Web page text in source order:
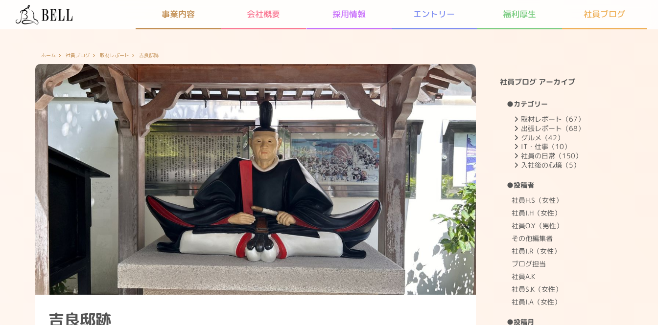
事業内容 会社概要 採用情報 エントリー 福利厚生 社員ブログ
ホーム 社員ブログ 取材レポート 吉良邸跡
吉良邸跡
社員ブログ アーカイブ
●カテゴリー
取材レポート（67）
出張レポート（68）
グルメ（42）
IT・仕事（10）
社員の日常（150）
入社後の心境（5）
●投稿者
社員H.S（女性）
社員I.H（女性）
社員O.Y（男性）
その他編集者
社員I.R（女性）
ブログ担当
社員A.K
社員S.K（女性）
社員I.A（女性）
●投稿月